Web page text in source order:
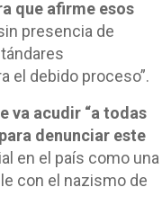
que afirme esos
presencia de
el debido proceso”.
va acudir “a todas
denunciar este
en el país como una
con el nazismo de